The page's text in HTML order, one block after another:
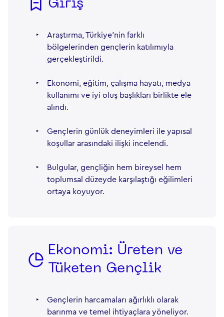
Giriş
‣
Araştırma, Türkiye’nin farklı
bölgelerinden gençlerin katılımıyla
gerçekleştirildi.
‣
Ekonomi, eğitim, çalışma hayatı, medya
kullanımı ve iyi oluş başlıkları birlikte ele
alındı.
‣
Gençlerin günlük deneyimleri ile yapısal
koşullar arasındaki ilişki incelendi.
‣
Bulgular, gençliğin hem bireysel hem
toplumsal düzeyde karşılaştığı eğilimleri
ortaya koyuyor.
Ekonomi: Üreten ve
Tüketen Gençlik
‣
Gençlerin harcamaları ağırlıklı olarak
barınma ve temel ihtiyaçlara yöneliyor.